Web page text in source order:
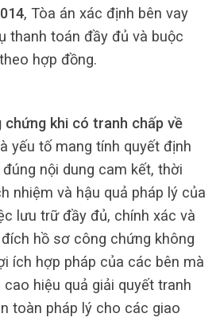
, Tòa án xác định bên vay
thanh toán đầy đủ và buộc
hợp đồng.
khi có tranh chấp về
là yếu tố mang tính quyết định
nội dung cam kết, thời
nhiệm và hậu quả pháp lý của
lưu trữ đầy đủ, chính xác và
hồ sơ công chứng không
ích hợp pháp của các bên mà
hiệu quả giải quyết tranh
toàn pháp lý cho các giao